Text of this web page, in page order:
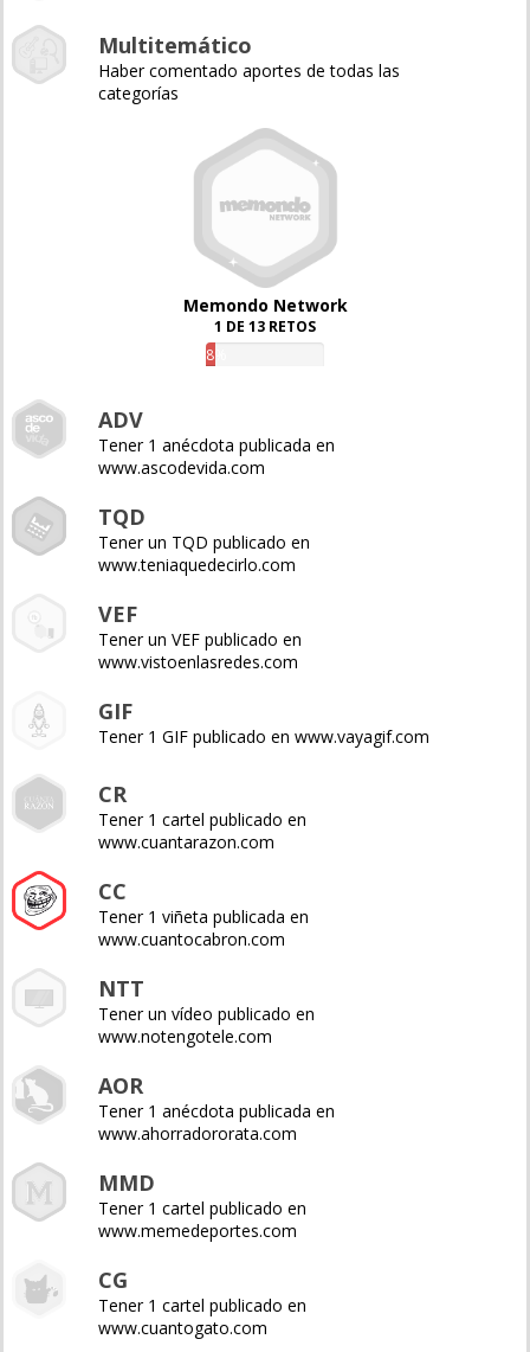
Multitemático
Haber comentado aportes de todas las
categorías
Memondo Network
1 DE 13 RETOS
8%
ADV
Tener 1 anécdota publicada en
www.ascodevida.com
TQD
Tener un TQD publicado en
www.teniaquedecirlo.com
VEF
Tener un VEF publicado en
www.vistoenlasredes.com
GIF
Tener 1 GIF publicado en www.vayagif.com
CR
Tener 1 cartel publicado en
www.cuantarazon.com
CC
Tener 1 viñeta publicada en
www.cuantocabron.com
NTT
Tener un vídeo publicado en
www.notengotele.com
AOR
Tener 1 anécdota publicada en
www.ahorradororata.com
MMD
Tener 1 cartel publicado en
www.memedeportes.com
CG
Tener 1 cartel publicado en
www.cuantogato.com